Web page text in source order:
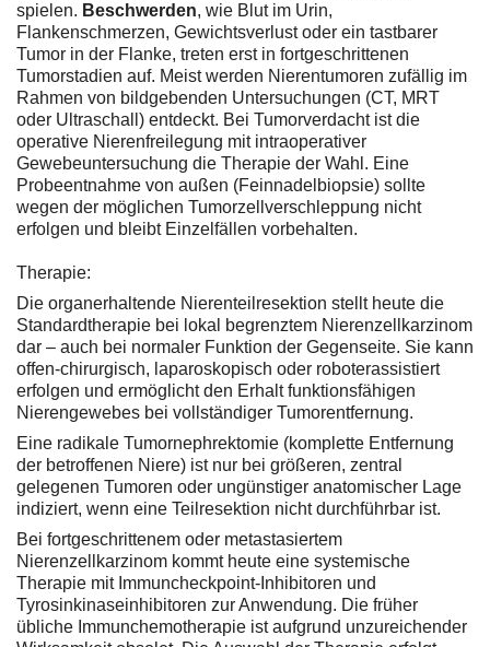
spielen. Beschwerden, wie Blut im Urin,
Flankenschmerzen, Gewichtsverlust oder ein tastbarer
Tumor in der Flanke, treten erst in fortgeschrittenen
Tumorstadien auf. Meist werden Nierentumoren zufällig im
Rahmen von bildgebenden Untersuchungen (CT, MRT
oder Ultraschall) entdeckt. Bei Tumorverdacht ist die
operative Nierenfreilegung mit intraoperativer
Gewebeuntersuchung die Therapie der Wahl. Eine
Probeentnahme von außen (Feinnadelbiopsie) sollte
wegen der möglichen Tumorzellverschleppung nicht
erfolgen und bleibt Einzelfällen vorbehalten.
Therapie:
Die organerhaltende Nierenteilresektion stellt heute die
Standardtherapie bei lokal begrenztem Nierenzellkarzinom
dar – auch bei normaler Funktion der Gegenseite. Sie kann
offen-chirurgisch, laparoskopisch oder roboterassistiert
erfolgen und ermöglicht den Erhalt funktionsfähigen
Nierengewebes bei vollständiger Tumorentfernung.
Eine radikale Tumornephrektomie (komplette Entfernung
der betroffenen Niere) ist nur bei größeren, zentral
gelegenen Tumoren oder ungünstiger anatomischer Lage
indiziert, wenn eine Teilresektion nicht durchführbar ist.
Bei fortgeschrittenem oder metastasiertem
Nierenzellkarzinom kommt heute eine systemische
Therapie mit Immuncheckpoint-Inhibitoren und
Tyrosinkinaseinhibitoren zur Anwendung. Die früher
übliche Immunchemotherapie ist aufgrund unzureichender